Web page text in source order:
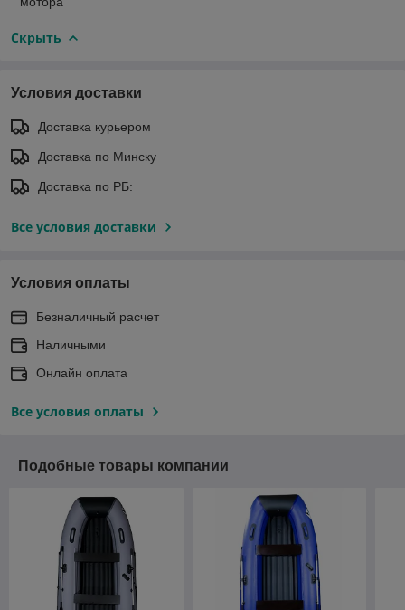
Скрыть
Условия доставки
Доставка курьером
Доставка по Минску
Доставка по РБ:
Все условия доставки
Условия оплаты
Безналичный расчет
Наличными
Онлайн оплата
Все условия оплаты
Подобные товары компании